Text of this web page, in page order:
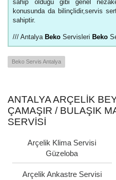
sahip olduğu gibi genel
konusunda da bilinçlidir,servis
sahiptir.
/// AntalyaBeko ServisleriBeko
Beko Servis Antalya
ANTALYA ARÇELIK
ÇAMAŞIR / BULAŞIK
SERVISI
Arçelik Klima Servisi
Güzeloba
Arçelik Ankastre Servisi